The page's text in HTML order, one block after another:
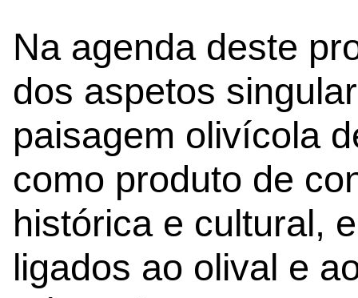
Na agenda deste
dos aspetos
paisagem olivícola
como produto de
histórica e cultural,
ligados ao olival e